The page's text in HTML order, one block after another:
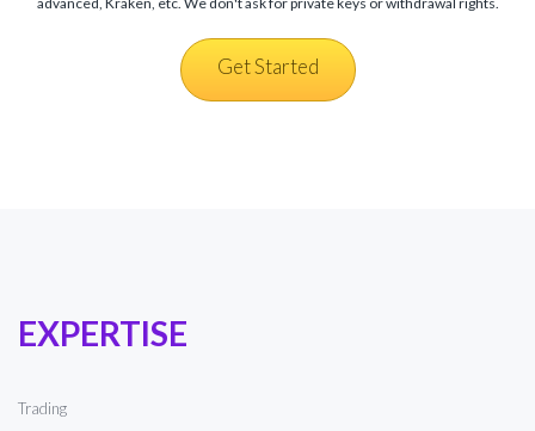
EXPERTISE
Trading
Get Started